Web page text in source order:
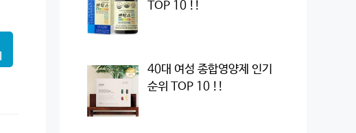
TOP 10 !!
40대 여성 종합영양제 인기
순위 TOP 10 !!